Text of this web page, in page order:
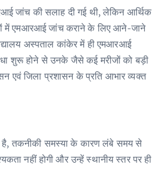
जांच की सलाह दी गई थी, लेकिन आर्थिक
में एमआरआई जांच कराने के लिए आने-जाने
अस्पताल कांकेर में ही एमआरआई
शुरू होने से उनके जैसे कई मरीजों को बड़ी
एवं जिला प्रशासन के प्रति आभार व्यक्त
है, तकनीकी समस्या के कारण लंबे समय से
नहीं होगी और उन्हें स्थानीय स्तर पर ही